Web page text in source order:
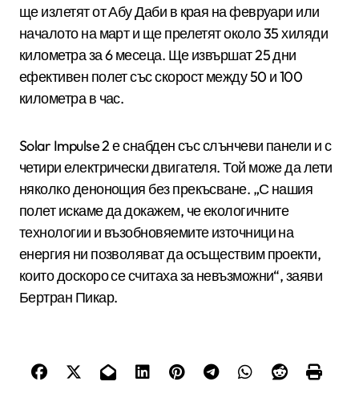
ще излетят от Абу Даби в края на февруари или
началото на март и ще прелетят около 35 хиляди
километра за 6 месеца. Ще извършат 25 дни
ефективен полет със скорост между 50 и 100
километра в час.
Solar Impulse 2 е снабден със слънчеви панели и с
четири електрически двигателя. Той може да лети
няколко денонощия без прекъсване. „С нашия
полет искаме да докажем, че екологичните
технологии и възобновяемите източници на
енергия ни позволяват да осъществим проекти,
които доскоро се считаха за невъзможни“, заяви
Бертран Пикар.